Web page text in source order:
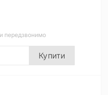
передзвонимо
Купити